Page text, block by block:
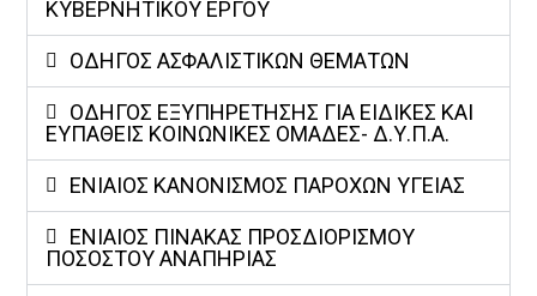
ΚΥΒΕΡΝΗΤΙΚΟΥ ΕΡΓΟΥ
ΟΔΗΓΟΣ ΑΣΦΑΛΙΣΤΙΚΩΝ ΘΕΜΑΤΩΝ
ΟΔΗΓΟΣ ΕΞΥΠΗΡΕΤΗΣΗΣ ΓΙΑ ΕΙΔΙΚΕΣ ΚΑΙ
ΕΥΠΑΘΕΙΣ ΚΟΙΝΩΝΙΚΕΣ ΟΜΑΔΕΣ- Δ.Υ.Π.Α.
ΕΝΙΑΙΟΣ ΚΑΝΟΝΙΣΜΟΣ ΠΑΡΟΧΩΝ ΥΓΕΙΑΣ
ΕΝΙΑΙΟΣ ΠΙΝΑΚΑΣ ΠΡΟΣΔΙΟΡΙΣΜΟΥ
ΠΟΣΟΣΤΟΥ ΑΝΑΠΗΡΙΑΣ